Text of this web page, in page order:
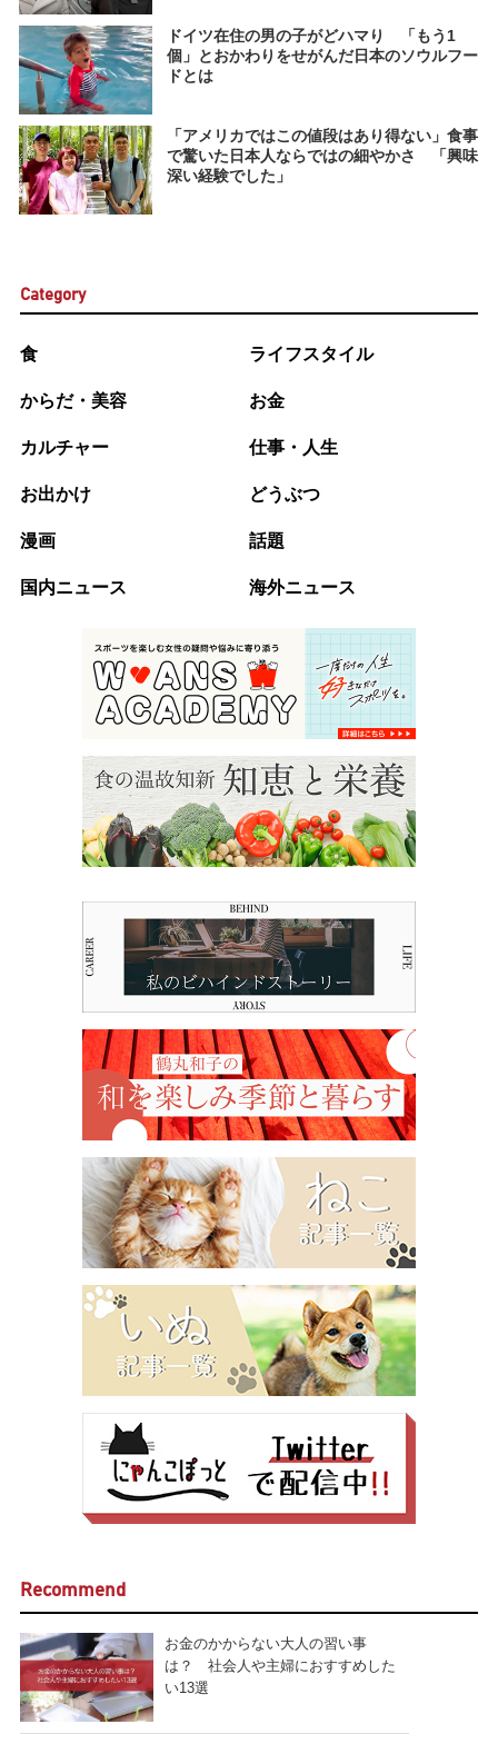
ドイツ在住の男の子がどハマり 「もう1
個」とおかわりをせがんだ日本のソウルフー
ドとは
「アメリカではこの値段はあり得ない」食事
で驚いた日本人ならではの細やかさ 「興味
深い経験でした」
Category
食 ライフスタイル
からだ・美容 お金
カルチャー 仕事・人生
お出かけ どうぶつ
漫画 話題
国内ニュース 海外ニュース
Recommend
お金のかからない大人の習い事
は？ 社会人や主婦におすすめした
い13選